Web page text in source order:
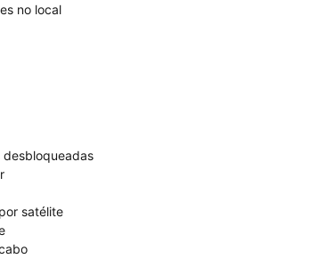
no local
desbloqueadas
satélite